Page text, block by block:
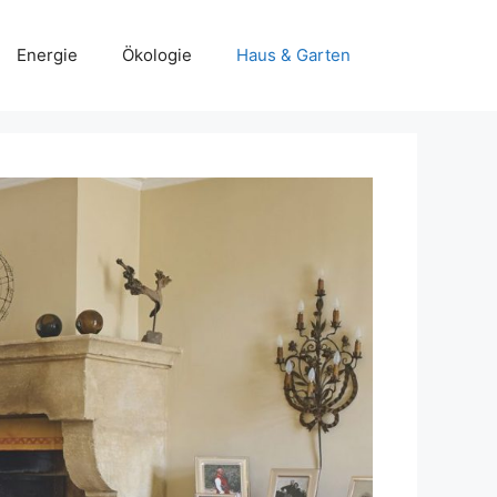
Energie Ökologie Haus & Garten